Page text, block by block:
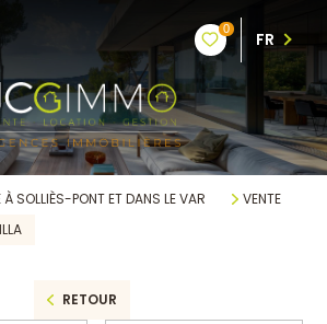
0
FR
SOLLIÈS-PONT ET DANS LE VAR
VENTE
RETOUR